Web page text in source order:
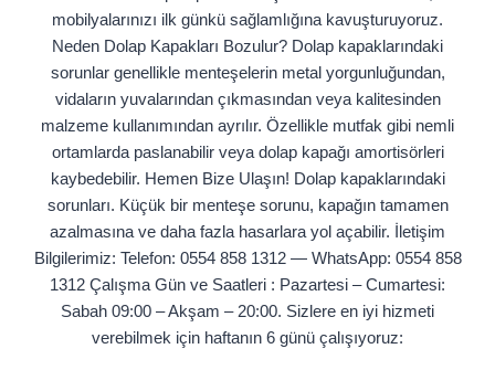
mobilyalarınızı ilk günkü sağlamlığına kavuşturuyoruz.
Neden Dolap Kapakları Bozulur? Dolap kapaklarındaki
sorunlar genellikle menteşelerin metal yorgunluğundan,
vidaların yuvalarından çıkmasından veya kalitesinden
malzeme kullanımından ayrılır. Özellikle mutfak gibi nemli
ortamlarda paslanabilir veya dolap kapağı amortisörleri
kaybedebilir. Hemen Bize Ulaşın! Dolap kapaklarındaki
sorunları. Küçük bir menteşe sorunu, kapağın tamamen
azalmasına ve daha fazla hasarlara yol açabilir. İletişim
Bilgilerimiz: Telefon: 0554 858 1312 — WhatsApp: 0554 858
1312 Çalışma Gün ve Saatleri : Pazartesi – Cumartesi:
Sabah 09:00 – Akşam – 20:00. Sizlere en iyi hizmeti
verebilmek için haftanın 6 günü çalışıyoruz: